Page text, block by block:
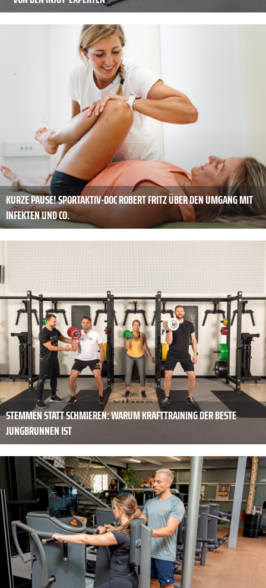
KURZE PAUSE! SPORTAKTIV-DOC ROBERT FRITZ ÜBER DEN UMGANG MIT
INFEKTEN UND CO.
STEMMEN STATT SCHMIEREN: WARUM KRAFTTRAINING DER BESTE
JUNGBRUNNEN IST